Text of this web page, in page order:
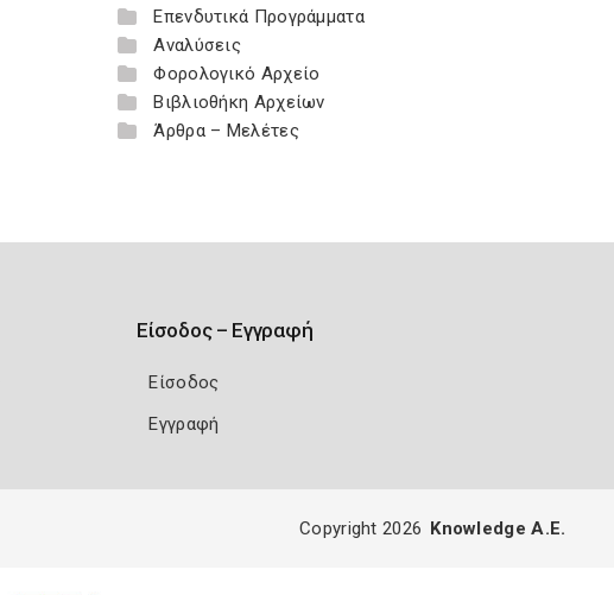
Επενδυτικά Προγράμματα
Αναλύσεις
Φορολογικό Αρχείο
Βιβλιοθήκη Αρχείων
Άρθρα – Μελέτες
Είσοδος – Εγγραφή
Είσοδος
Εγγραφή
Copyright 2026 Knowledge A.E.